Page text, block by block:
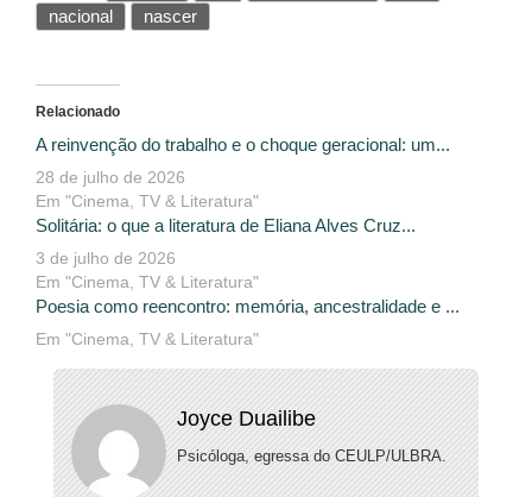
nacional
nascer
Relacionado
A reinvenção do trabalho e o choque geracional: um...
28 de julho de 2026
Em "Cinema, TV & Literatura"
Solitária: o que a literatura de Eliana Alves Cruz...
3 de julho de 2026
Em "Cinema, TV & Literatura"
Poesia como reencontro: memória, ancestralidade e ...
Em "Cinema, TV & Literatura"
Joyce Duailibe
Psicóloga, egressa do CEULP/ULBRA.